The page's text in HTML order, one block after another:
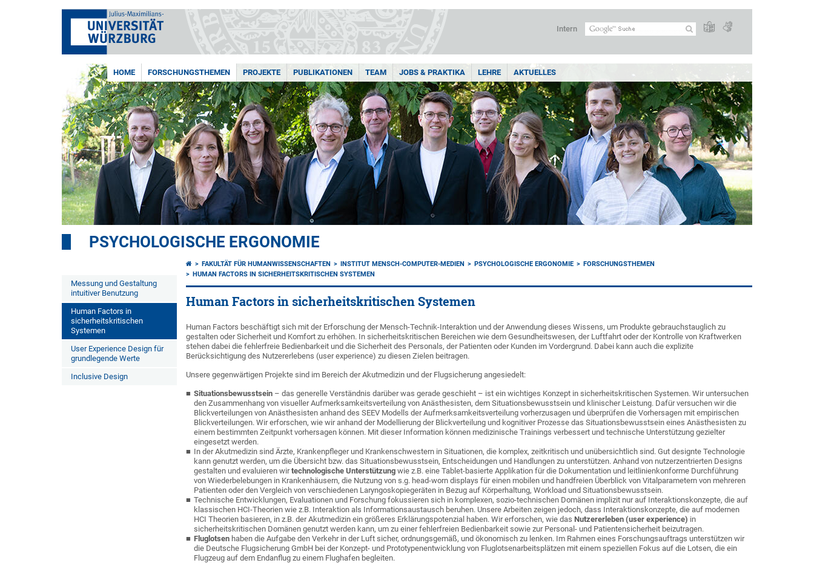
Intern
HOME FORSCHUNGSTHEMEN PROJEKTE PUBLIKATIONEN TEAM JOBS & PRAKTIKA LEHRE AKTUELLES
PSYCHOLOGISCHE ERGONOMIE
Messung und Gestaltung
intuitiver Benutzung
Human Factors in
sicherheitskritischen
Systemen
User Experience Design für
grundlegende Werte
Inclusive Design
FAKULTÄT FÜR HUMANWISSENSCHAFTEN INSTITUT MENSCH-COMPUTER-MEDIEN PSYCHOLOGISCHE ERGONOMIE
FORSCHUNGSTHEMEN
HUMAN FACTORS IN SICHERHEITSKRITISCHEN SYSTEMEN
Human Factors in sicherheitskritischen Systemen
Human Factors beschäftigt sich mit der Erforschung der Mensch-Technik-Interaktion und der Anwendung dieses Wissens, um Produkte gebrauchstauglich zu
gestalten oder Sicherheit und Komfort zu erhöhen. In sicherheitskritischen Bereichen wie dem Gesundheitswesen, der Luftfahrt oder der Kontrolle von Kraftwerken
stehen dabei die fehlerfreie Bedienbarkeit und die Sicherheit des Personals, der Patienten oder Kunden im Vordergrund. Dabei kann auch die explizite
Berücksichtigung des Nutzererlebens (user experience) zu diesen Zielen beitragen.
Unsere gegenwärtigen Projekte sind im Bereich der Akutmedizin und der Flugsicherung angesiedelt:
Situationsbewusstsein – das generelle Verständnis darüber was gerade geschieht – ist ein wichtiges Konzept in sicherheitskritischen Systemen. Wir untersuchen
den Zusammenhang von visueller Aufmerksamkeitsverteilung von Anästhesisten, dem Situationsbewusstsein und klinischer Leistung. Dafür versuchen wir die
Blickverteilungen von Anästhesisten anhand des SEEV Modells der Aufmerksamkeitsverteilung vorherzusagen und überprüfen die Vorhersagen mit empirischen
Blickverteilungen. Wir erforschen, wie wir anhand der Modellierung der Blickverteilung und kognitiver Prozesse das Situationsbewusstsein eines Anästhesisten zu
einem bestimmten Zeitpunkt vorhersagen können. Mit dieser Information können medizinische Trainings verbessert und technische Unterstützung gezielter
eingesetzt werden.
In der Akutmedizin sind Ärzte, Krankenpfleger und Krankenschwestern in Situationen, die komplex, zeitkritisch und unübersichtlich sind. Gut designte Technologie
kann genutzt werden, um die Übersicht bzw. das Situationsbewusstsein, Entscheidungen und Handlungen zu unterstützen. Anhand von nutzerzentrierten Designs
gestalten und evaluieren wirtechnologische Unterstützung wie z.B. eine Tablet-basierte Applikation für die Dokumentation und leitlinienkonforme Durchführung
von Wiederbelebungen in Krankenhäusern, die Nutzung von s.g. head-worn displays für einen mobilen und handfreien Überblick von Vitalparametern von mehreren
Patienten oder den Vergleich von verschiedenen Laryngoskopiegeräten in Bezug auf Körperhaltung, Workload und Situationsbewusstsein.
Technische Entwicklungen, Evaluationen und Forschung fokussieren sich in komplexen, sozio-technischen Domänen implizit nur auf Interaktionskonzepte, die auf
klassischen HCI-Theorien wie z.B. Interaktion als Informationsaustausch beruhen. Unsere Arbeiten zeigen jedoch, dass Interaktionskonzepte, die auf modernen
HCI Theorien basieren, in z.B. der Akutmedizin ein größeres Erklärungspotenzial haben. Wir erforschen, wie dasNutzererleben (user experience) in
sicherheitskritischen Domänen genutzt werden kann, um zu einer fehlerfreien Bedienbarkeit sowie zur Personal- und Patientensicherheit beizutragen.
Fluglotsen haben die Aufgabe den Verkehr in der Luft sicher, ordnungsgemäß, und ökonomisch zu lenken. Im Rahmen eines Forschungsauftrags unterstützen wir
die Deutsche Flugsicherung GmbH bei der Konzept- und Prototypenentwicklung von Fluglotsenarbeitsplätzen mit einem speziellen Fokus auf die Lotsen, die ein
Flugzeug auf dem Endanflug zu einem Flughafen begleiten.